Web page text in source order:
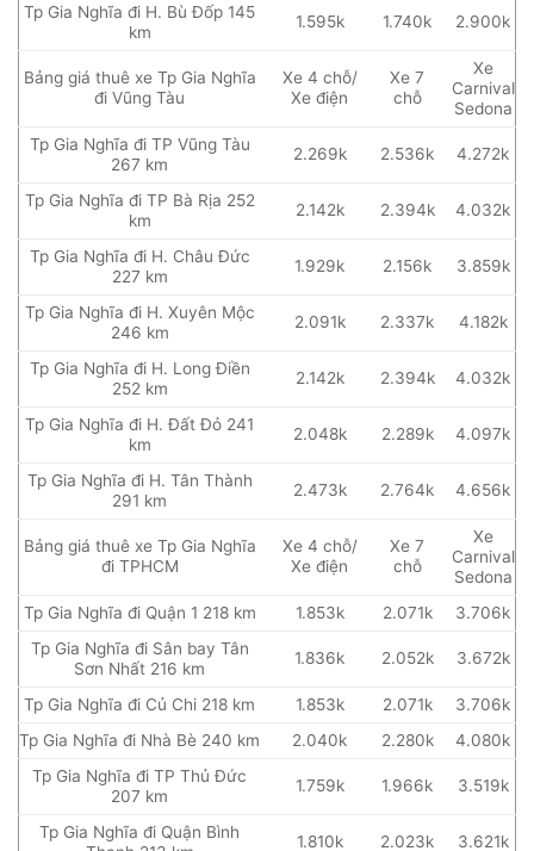
Tp Gia Nghĩa đi H. Bù Đốp 145
km
1.595k 1.740k 2.900k
Bảng giá thuê xe Tp Gia Nghĩa
đi Vũng Tàu
Xe 4 chỗ/
Xe điện
Xe 7
chỗ
Xe
Carnival
Sedona
Tp Gia Nghĩa đi TP Vũng Tàu
267 km
2.269k 2.536k 4.272k
Tp Gia Nghĩa đi TP Bà Rịa 252
km
2.142k 2.394k 4.032k
Tp Gia Nghĩa đi H. Châu Đức
227 km
1.929k 2.156k 3.859k
Tp Gia Nghĩa đi H. Xuyên Mộc
246 km
2.091k 2.337k 4.182k
Tp Gia Nghĩa đi H. Long Điền
252 km
2.142k 2.394k 4.032k
Tp Gia Nghĩa đi H. Đất Đỏ 241
km
2.048k 2.289k 4.097k
Tp Gia Nghĩa đi H. Tân Thành
291 km
2.473k 2.764k 4.656k
Bảng giá thuê xe Tp Gia Nghĩa
đi TPHCM
Xe 4 chỗ/
Xe điện
Xe 7
chỗ
Xe
Carnival
Sedona
Tp Gia Nghĩa đi Quận 1 218 km
1.853k 2.071k
3.706k
Tp Gia Nghĩa đi Sân bay Tân
Sơn Nhất 216 km
1.836k 2.052k 3.672k
Tp Gia Nghĩa đi Củ Chi 218 km 1.853k 2.071k
3.706k
Tp Gia Nghĩa đi Nhà Bè 240 km
2.040k 2.280k
4.080k
Tp Gia Nghĩa đi TP Thủ Đức
207 km
1.759k 1.966k 3.519k
Tp Gia Nghĩa đi Quận Bình
1.810k 2.023k 3.621k